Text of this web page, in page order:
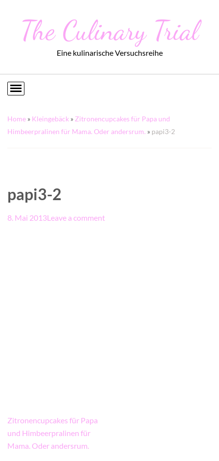
The Culinary Trial
Eine kulinarische Versuchsreihe
Home » Kleingebäck » Zitronencupcakes für Papa und
Himbeerpralinen für Mama. Oder andersrum. » papi3-2
papi3-2
8. Mai 2013Leave a comment
Beitragsnavigation
Zitronencupcakes für Papa
und Himbeerpralinen für
Mama. Oder andersrum.